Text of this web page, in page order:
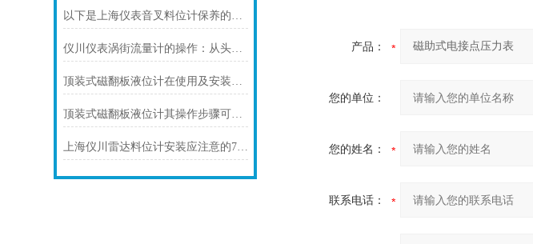
以下是上海仪表音叉料位计保养的技巧
仪川仪表涡街流量计的操作：从头开始学
顶装式磁翻板液位计在使用及安装前需要做些什么呢？
顶装式磁翻板液位计其操作步骤可分为四个阶段
上海仪川雷达料位计安装应注意的7个问题
产品：
您的单位：
您的姓名：
联系电话：